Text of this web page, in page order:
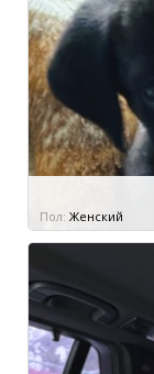
Пол: Женский